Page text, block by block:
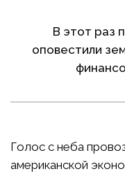
В этот раз
оповестили
Голос с неба
американской